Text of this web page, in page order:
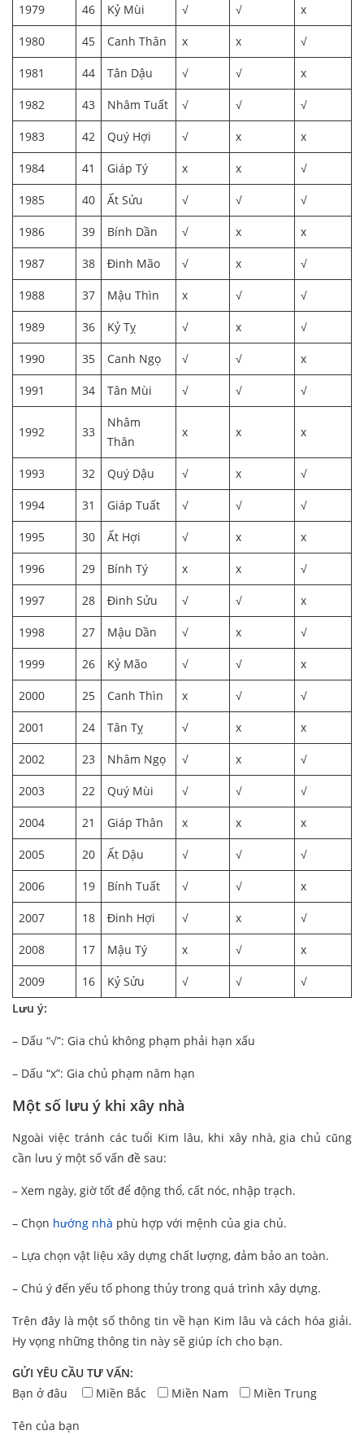
1979 46 Kỷ Mùi √ √ x
1980 45 Canh Thân x x √
1981 44 Tân Dậu √ √ x
1982 43 Nhâm Tuất √ √ √
1983 42 Quý Hợi √ x x
1984 41 Giáp Tý x x √
1985 40 Ất Sửu √ √ √
1986 39 Bính Dần √ x x
1987 38 Đinh Mão √ x √
1988 37 Mậu Thìn x √ √
1989 36 Kỷ Tỵ √ x √
1990 35 Canh Ngọ √ √ x
1991 34 Tân Mùi √ √ √
1992 33
Nhâm
Thân
x x x
1993 32 Quý Dậu √ x √
1994 31 Giáp Tuất √ √ √
1995 30 Ất Hợi √ x x
1996 29 Bính Tý x x √
1997 28 Đinh Sửu √ √ x
1998 27 Mậu Dần √ x √
1999 26 Kỷ Mão √ √ x
2000 25 Canh Thìn x √ √
2001 24 Tân Tỵ √ x x
2002 23 Nhâm Ngọ √ x √
2003 22 Quý Mùi √ √ √
2004 21 Giáp Thân x x x
2005 20 Ất Dậu √ √ √
2006 19 Bính Tuất √ √ x
2007 18 Đinh Hợi √ x √
2008 17 Mậu Tý x √ x
2009 16 Kỷ Sửu √ √
√
Lưu ý:
– Dấu “√”: Gia chủ không phạm phải hạn xấu
– Dấu “x”: Gia chủ phạm năm hạn
Một số lưu ý khi xây nhà
Ngoài việc tránh các tuổi Kim lâu, khi xây nhà, gia chủ cũng
cần lưu ý một số vấn đề sau:
– Xem ngày, giờ tốt để động thổ, cất nóc, nhập trạch.
– Chọn hướng nhà phù hợp với mệnh của gia chủ.
– Lựa chọn vật liệu xây dựng chất lượng, đảm bảo an toàn.
– Chú ý đến yếu tố phong thủy trong quá trình xây dựng.
Trên đây là một số thông tin về hạn Kim lâu và cách hóa giải.
Hy vọng những thông tin này sẽ giúp ích cho bạn.
GỬI YÊU CẦU TƯ VẤN:
Bạn ở đâu
Miền Bắc Miền Nam Miền Trung
Tên của bạn